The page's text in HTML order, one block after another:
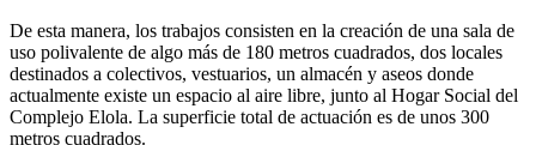
De esta manera, los trabajos consisten en la creación de una sala de
uso polivalente de algo más de 180 metros cuadrados, dos locales
destinados a colectivos, vestuarios, un almacén y aseos donde
actualmente existe un espacio al aire libre, junto al Hogar Social del
Complejo Elola. La superficie total de actuación es de unos 300
metros cuadrados.